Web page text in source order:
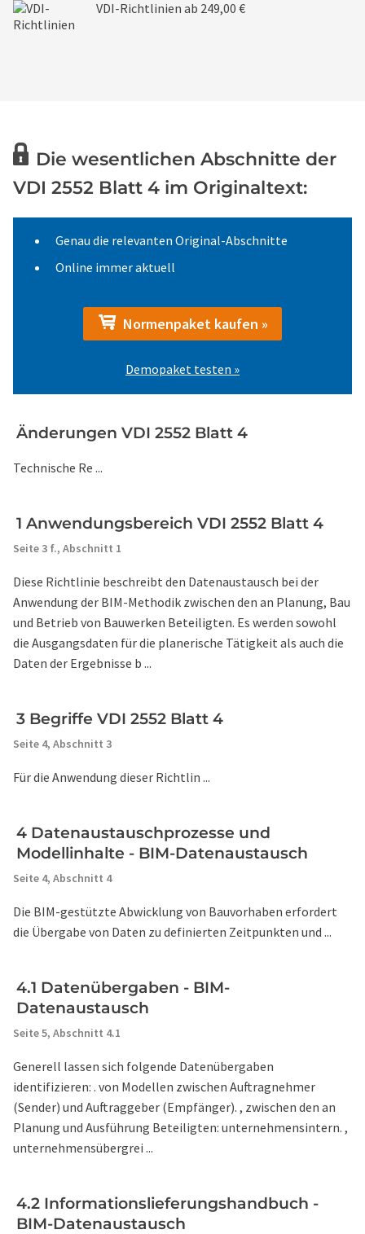
VDI-Richtlinien ab 249,00 €
Die wesentlichen Abschnitte der
VDI 2552 Blatt 4 im Originaltext:
Genau die relevanten Original-Abschnitte
Online immer aktuell
Normenpaket kaufen »
Demopaket testen »
Änderungen VDI 2552 Blatt 4
Technische Re ...
1 Anwendungsbereich VDI 2552 Blatt 4
Seite 3 f., Abschnitt 1
Diese Richtlinie beschreibt den Datenaustausch bei der
Anwendung der BIM-Methodik zwischen den an Planung, Bau
und Betrieb von Bauwerken Beteiligten. Es werden sowohl
die Ausgangsdaten für die planerische Tätigkeit als auch die
Daten der Ergebnisse b ...
3 Begriffe VDI 2552 Blatt 4
Seite 4, Abschnitt 3
Für die Anwendung dieser Richtlin ...
4 Datenaustauschprozesse und
Modellinhalte - BIM-Datenaustausch
Seite 4, Abschnitt 4
Die BIM-gestützte Abwicklung von Bauvorhaben erfordert
die Übergabe von Daten zu definierten Zeitpunkten und ...
4.1 Datenübergaben - BIM-
Datenaustausch
Seite 5, Abschnitt 4.1
Generell lassen sich folgende Datenübergaben
identifizieren: . von Modellen zwischen Auftragnehmer
(Sender) und Auftraggeber (Empfänger). , zwischen den an
Planung und Ausführung Beteiligten: unternehmensintern. ,
unternehmensübergrei ...
4.2 Informationslieferungshandbuch -
BIM-Datenaustausch